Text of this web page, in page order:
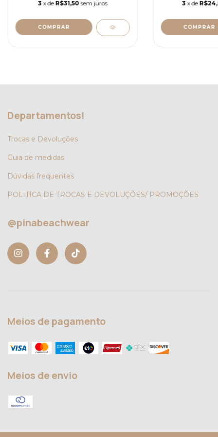
3 x de R$31,50 sem juros
COMPRAR
3 x de
COMPRAR
Departamentos!
Trocas e Devoluções
Guia de medidas
Dúvidas frequentes
POLITICA DE TROCAS E DEVOLUÇÕES/ PROMOÇÕES
@pinabeachwear
Meios de pagamento
Meios de envio